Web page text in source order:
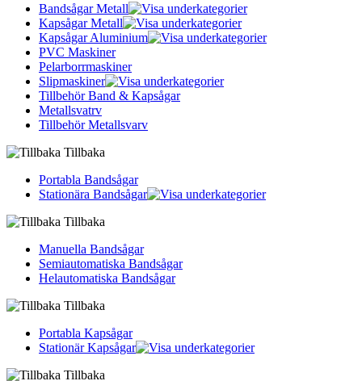
Bandsågar Metall
Kapsågar Metall
Kapsågar Aluminium
PVC Maskiner
Pelarborrmaskiner
Slipmaskiner
Tillbehör Band & Kapsågar
Metallsvatrv
Tillbehör Metallsvarv
Tillbaka
Portabla Bandsågar
Stationära Bandsågar
Tillbaka
Manuella Bandsågar
Semiautomatiska Bandsågar
Helautomatiska Bandsågar
Tillbaka
Portabla Kapsågar
Stationär Kapsågar
Tillbaka